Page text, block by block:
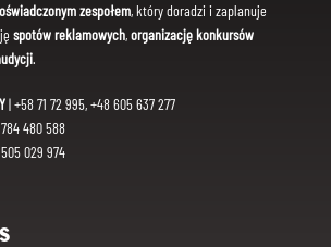
zespołem, który doradzi i zaplanuje
spotów reklamowych,organizację konkursów
.
| +58 71 72 995, +48 605 637 277
480 588
029 974